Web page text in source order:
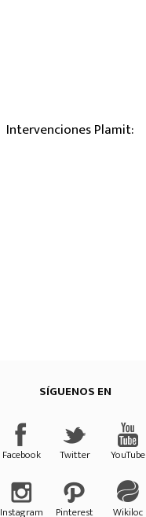
Intervenciones Plamit:
SÍGUENOS EN
Facebook Twitter YouTube
Instagram Pinterest Wikiloc